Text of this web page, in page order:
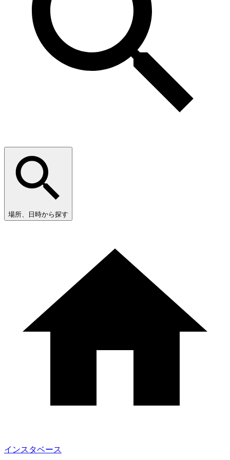
場所、日時から探す
インスタベース